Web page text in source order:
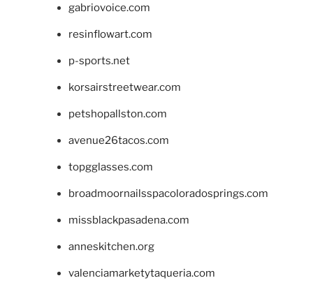
gabriovoice.com
resinflowart.com
p-sports.net
korsairstreetwear.com
petshopallston.com
avenue26tacos.com
topgglasses.com
broadmoornailsspacoloradosprings.com
missblackpasadena.com
anneskitchen.org
valenciamarketytaqueria.com